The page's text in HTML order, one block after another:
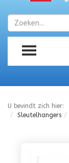
Zoeken
U bevindt zich hier:
Sleutelhangers